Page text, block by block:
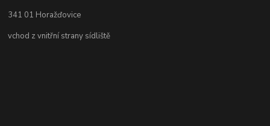
341 01 Horažďovice
vchod z vnitřní strany sídliště